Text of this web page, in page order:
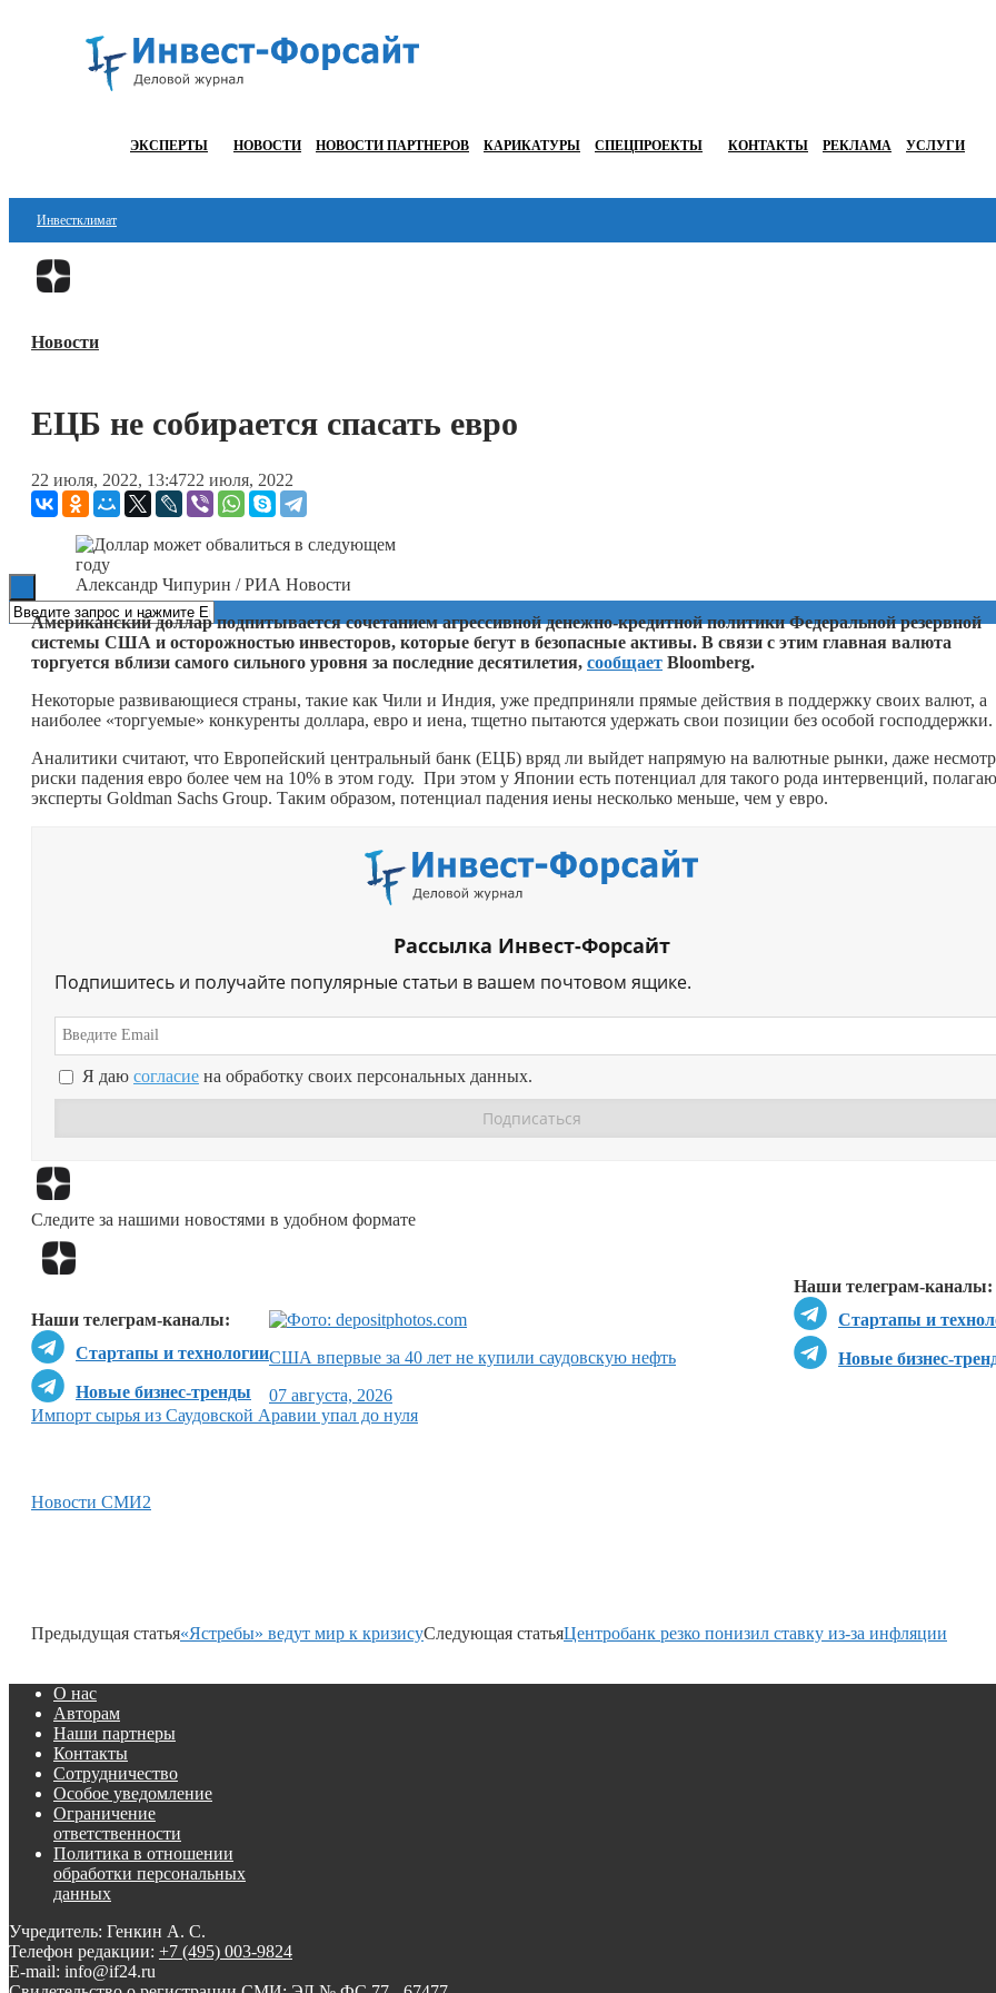
ЭКСПЕРТЫ НОВОСТИ НОВОСТИ ПАРТНЕРОВ КАРИКАТУРЫ СПЕЦПРОЕКТЫ КОНТАКТЫ РЕКЛАМА УСЛУГИ
Инвестклимат
Финансы
Блокчейн
Технологии
ESG
Новости
ЕЦБ не собирается спасать евро
22 июля, 2022, 13:4722 июля, 2022
Александр Чипурин / РИА Новости
Американский доллар подпитывается сочетанием агрессивной денежно-кредитной политики Федеральной резервной
системы США и осторожностью инвесторов, которые бегут в безопасные активы. В связи с этим главная валюта
торгуется вблизи самого сильного уровня за последние десятилетия, сообщает Bloomberg.
Некоторые развивающиеся страны, такие как Чили и Индия, уже предприняли прямые действия в поддержку своих валют, а
наиболее «торгуемые» конкуренты доллара, евро и иена, тщетно пытаются удержать свои позиции без особой господдержки.
Аналитики считают, что Европейский центральный банк (ЕЦБ) вряд ли выйдет напрямую на валютные рынки, даже
риски падения евро более чем на 10% в этом году. При этом у Японии есть потенциал для такого рода интервенций,
эксперты Goldman Sachs Group. Таким образом, потенциал падения иены несколько меньше, чем у евро.
Рассылка Инвест-Форсайт
Подпишитесь и получайте популярные статьи в вашем почтовом ящике.
Я даю согласие на обработку своих персональных данных.
Следите за нашими новостями в удобном формате
Наши телеграм-каналы:
Стартапы и
Новые бизнес-
Наши телеграм-каналы:
Стартапы и технологии
Новые бизнес-тренды
США впервые за 40 лет не купили саудовскую нефть
07 августа, 2026
Импорт сырья из Саудовской Аравии упал до нуля
Новости СМИ2
Предыдущая статья«Ястребы» ведут мир к кризисуСледующая статьяЦентробанк резко понизил ставку из-за инфляции
О нас
Авторам
Наши партнеры
Контакты
Сотрудничество
Особое уведомление
Ограничение
ответственности
Политика в отношении
обработки персональных
данных
Учредитель: Генкин А. С.
Телефон редакции: +7 (495) 003-9824
E-mail: info@if24.ru